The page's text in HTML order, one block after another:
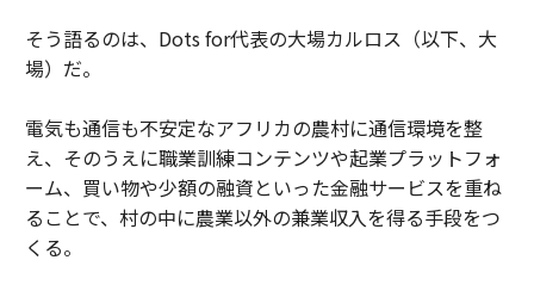
そう語るのは、Dots for代表の大場カルロス（以下、大
場）だ。
電気も通信も不安定なアフリカの農村に通信環境を整
え、そのうえに職業訓練コンテンツや起業プラットフォ
ーム、買い物や少額の融資といった金融サービスを重ね
ることで、村の中に農業以外の兼業収入を得る手段をつ
くる。